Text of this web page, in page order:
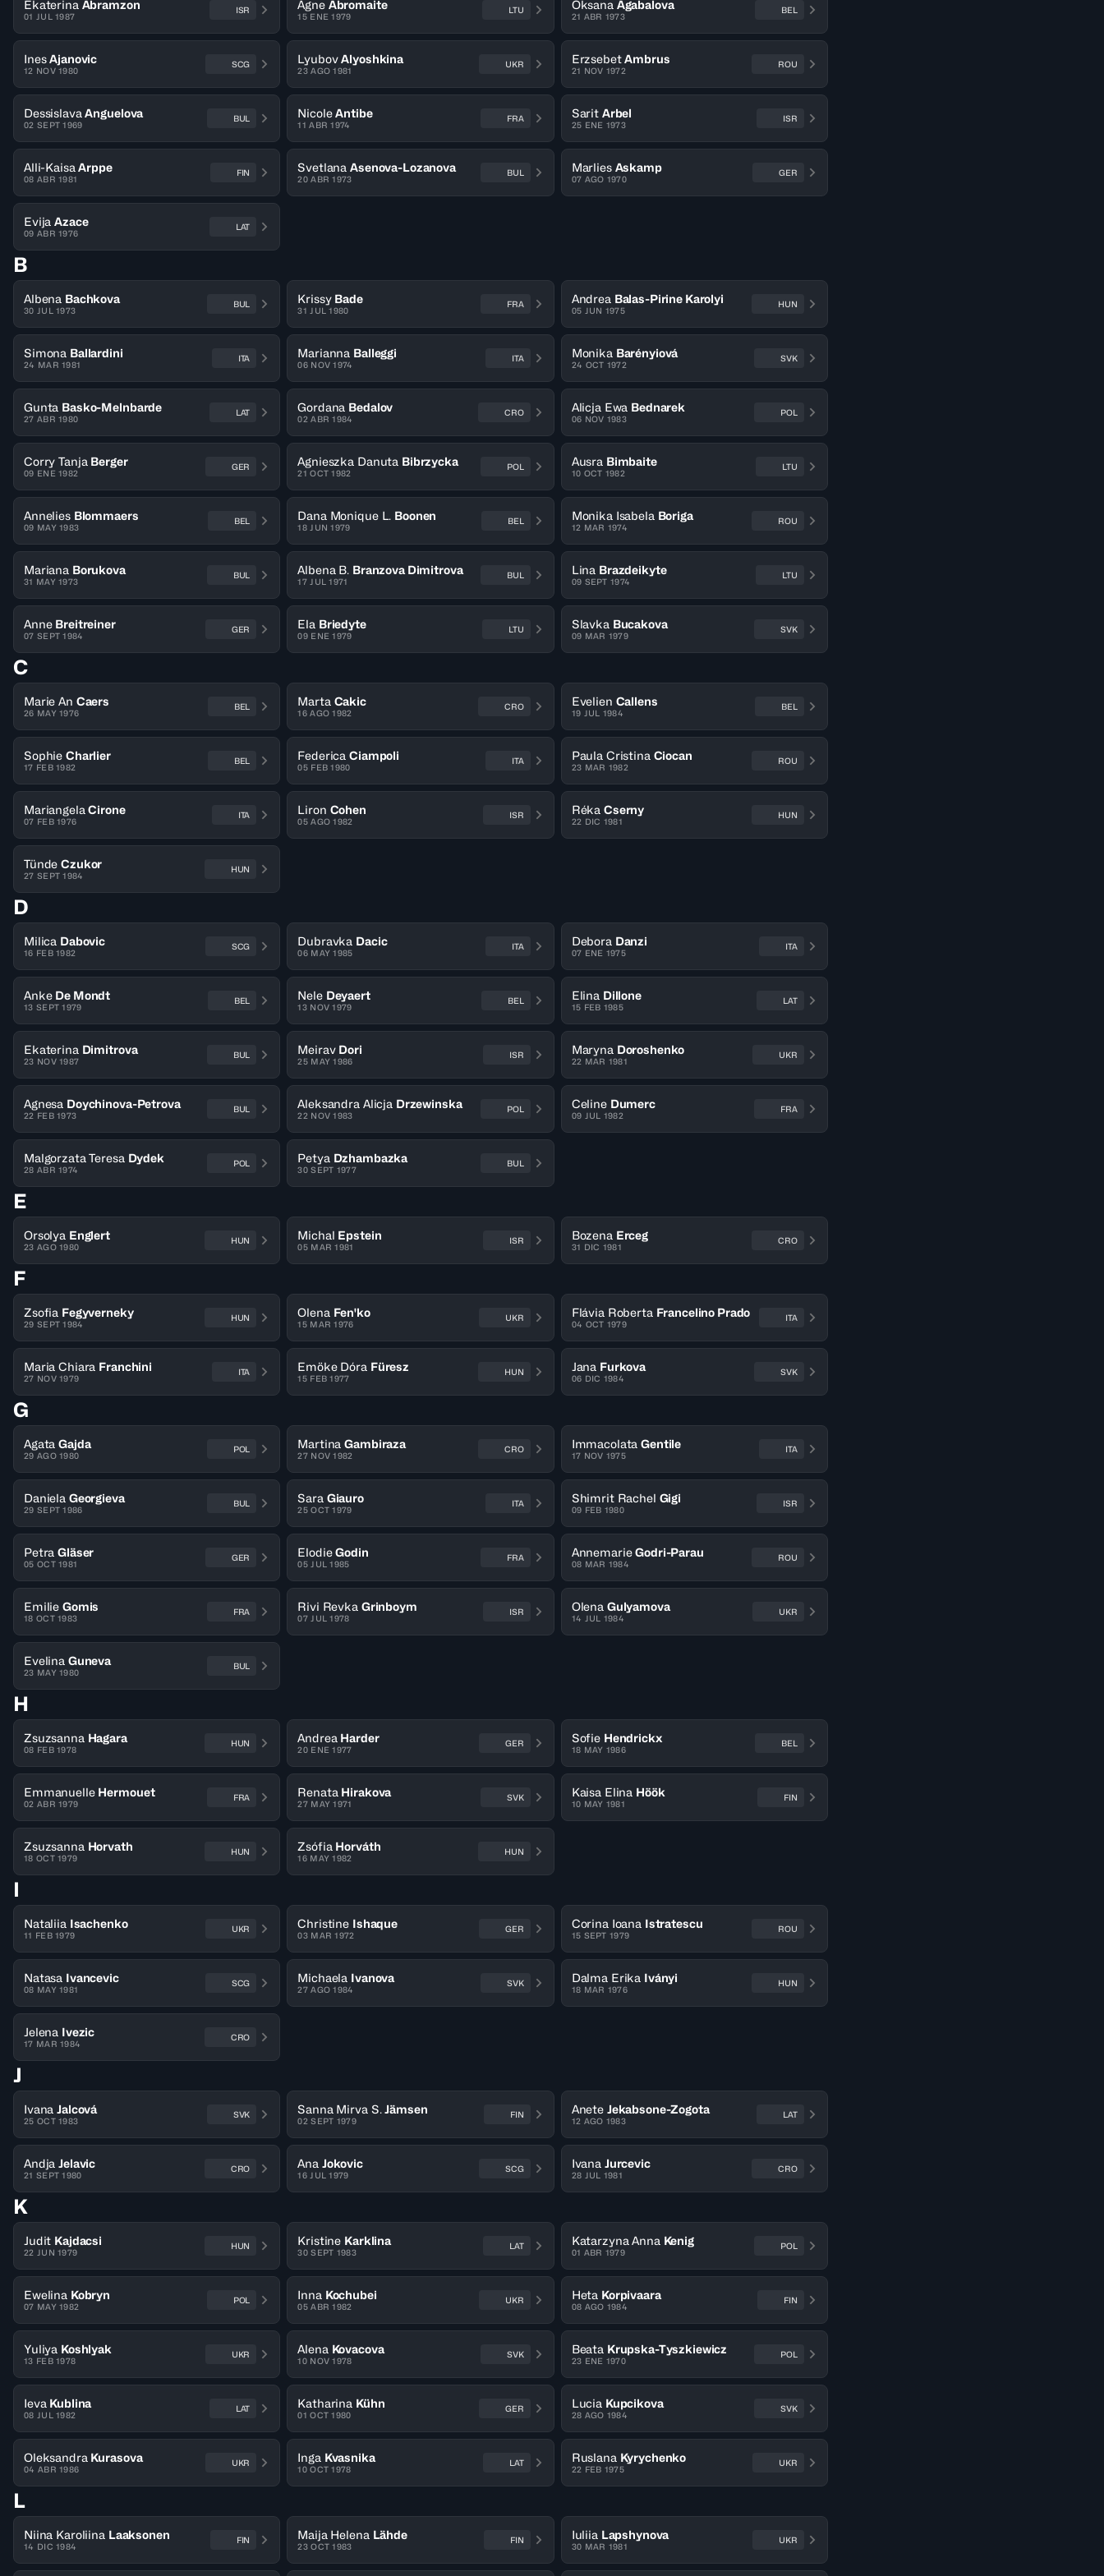
Ekaterina Abramzon
01 JUL 1987
ISR Agne Abromaite
15 ENE 1979
LTU Oksana Agabalova
21 ABR 1973
BEL
Ines Ajanovic
12 NOV 1980
SCG Lyubov Alyoshkina
23 AGO 1981
UKR Erzsebet Ambrus
21 NOV 1972
ROU
Dessislava Anguelova
02 SEPT 1969
BUL Nicole Antibe
11 ABR 1974
FRA Sarit Arbel
25 ENE 1973
ISR
Alli-Kaisa Arppe
08 ABR 1981
FIN Svetlana Asenova-Lozanova
20 ABR 1973
BUL Marlies Askamp
07 AGO 1970
GER
Evija Azace
09 ABR 1976
LAT
B
Albena Bachkova
30 JUL 1973
BUL Krissy Bade
31 JUL 1980
FRA Andrea Balas-Pirine Karolyi
05 JUN 1975
HUN
Simona Ballardini
24 MAR 1981
ITA Marianna Balleggi
06 NOV 1974
ITA Monika Barényiová
24 OCT 1972
SVK
Gunta Basko-Melnbarde
27 ABR 1980
LAT Gordana Bedalov
02 ABR 1984
CRO Alicja Ewa Bednarek
06 NOV 1983
POL
Corry Tanja Berger
09 ENE 1982
GER Agnieszka Danuta Bibrzycka
21 OCT 1982
POL Ausra Bimbaite
10 OCT 1982
LTU
Annelies Blommaers
09 MAY 1983
BEL Dana Monique L. Boonen
18 JUN 1979
BEL Monika Isabela Boriga
12 MAR 1974
ROU
Mariana Borukova
31 MAY 1973
BUL Albena B. Branzova Dimitrova
17 JUL 1971
BUL Lina Brazdeikyte
09 SEPT 1974
LTU
Anne Breitreiner
07 SEPT 1984
GER Ela Briedyte
09 ENE 1979
LTU Slavka Bucakova
09 MAR 1979
SVK
C
Marie An Caers
26 MAY 1976
BEL Marta Cakic
16 AGO 1982
CRO Evelien Callens
19 JUL 1984
BEL
Sophie Charlier
17 FEB 1982
BEL Federica Ciampoli
05 FEB 1980
ITA Paula Cristina Ciocan
23 MAR 1982
ROU
Mariangela Cirone
07 FEB 1976
ITA Liron Cohen
05 AGO 1982
ISR Réka Cserny
22 DIC 1981
HUN
Tünde Czukor
27 SEPT 1984
HUN
D
Milica Dabovic
16 FEB 1982
SCG Dubravka Dacic
06 MAY 1985
ITA Debora Danzi
07 ENE 1975
ITA
Anke De Mondt
13 SEPT 1979
BEL Nele Deyaert
13 NOV 1979
BEL Elina Dillone
15 FEB 1985
LAT
Ekaterina Dimitrova
23 NOV 1987
BUL Meirav Dori
25 MAY 1986
ISR Maryna Doroshenko
22 MAR 1981
UKR
Agnesa Doychinova-Petrova
22 FEB 1973
BUL Aleksandra Alicja Drzewinska
22 NOV 1983
POL Celine Dumerc
09 JUL 1982
FRA
Malgorzata Teresa Dydek
28 ABR 1974
POL Petya Dzhambazka
30 SEPT 1977
BUL
E
Orsolya Englert
23 AGO 1980
HUN Michal Epstein
05 MAR 1981
ISR Bozena Erceg
31 DIC 1981
CRO
F
Zsofia Fegyverneky
29 SEPT 1984
HUN Olena Fen'ko
15 MAR 1976
UKR Flávia Roberta Francelino Prado
04 OCT 1979
ITA
Maria Chiara Franchini
27 NOV 1979
ITA Emöke Dóra Füresz
15 FEB 1977
HUN Jana Furkova
06 DIC 1984
SVK
G
Agata Gajda
29 AGO 1980
POL Martina Gambiraza
27 NOV 1982
CRO Immacolata Gentile
17 NOV 1975
ITA
Daniela Georgieva
29 SEPT 1986
BUL Sara Giauro
25 OCT 1979
ITA Shimrit Rachel Gigi
09 FEB 1980
ISR
Petra Gläser
05 OCT 1981
GER Elodie Godin
05 JUL 1985
FRA Annemarie Godri-Parau
08 MAR 1984
ROU
Emilie Gomis
18 OCT 1983
FRA Rivi Revka Grinboym
07 JUL 1978
ISR Olena Gulyamova
14 JUL 1984
UKR
Evelina Guneva
23 MAY 1980
BUL
H
Zsuzsanna Hagara
08 FEB 1978
HUN Andrea Harder
20 ENE 1977
GER Sofie Hendrickx
18 MAY 1986
BEL
Emmanuelle Hermouet
02 ABR 1979
FRA Renata Hirakova
27 MAY 1971
SVK Kaisa Elina Höök
10 MAY 1981
FIN
Zsuzsanna Horvath
18 OCT 1979
HUN Zsófia Horváth
16 MAY 1982
HUN
I
Nataliia Isachenko
11 FEB 1979
UKR Christine Ishaque
03 MAR 1972
GER Corina Ioana Istratescu
15 SEPT 1979
ROU
Natasa Ivancevic
08 MAY 1981
SCG Michaela Ivanova
27 AGO 1984
SVK Dalma Erika Iványi
18 MAR 1976
HUN
Jelena Ivezic
17 MAR 1984
CRO
J
Ivana Jalcová
25 OCT 1983
SVK Sanna Mirva S. Jämsen
02 SEPT 1979
FIN Anete Jekabsone-Zogota
12 AGO 1983
LAT
Andja Jelavic
21 SEPT 1980
CRO Ana Jokovic
16 JUL 1979
SCG Ivana Jurcevic
28 JUL 1981
CRO
K
Judit Kajdacsi
22 JUN 1979
HUN Kristine Karklina
30 SEPT 1983
LAT Katarzyna Anna Kenig
01 ABR 1979
POL
Ewelina Kobryn
07 MAY 1982
POL Inna Kochubei
05 ABR 1982
UKR Heta Korpivaara
08 AGO 1984
FIN
Yuliya Koshlyak
13 FEB 1978
UKR Alena Kovacova
10 NOV 1978
SVK Beata Krupska-Tyszkiewicz
23 ENE 1970
POL
Ieva Kublina
08 JUL 1982
LAT Katharina Kühn
01 OCT 1980
GER Lucia Kupcikova
28 AGO 1984
SVK
Oleksandra Kurasova
04 ABR 1986
UKR Inga Kvasnika
10 OCT 1978
LAT Ruslana Kyrychenko
22 FEB 1975
UKR
L
Niina Karoliina Laaksonen
14 DIC 1984
FIN Maija Helena Lähde
23 OCT 1983
FIN Iuliia Lapshynova
30 MAR 1981
UKR